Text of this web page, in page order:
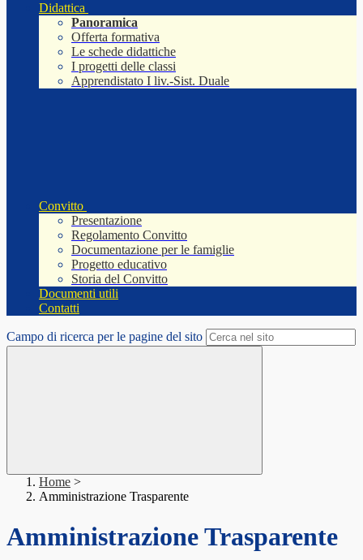
Didattica
Panoramica
Offerta formativa
Le schede didattiche
I progetti delle classi
Apprendistato I liv.-Sist. Duale
Convitto
Presentazione
Regolamento Convitto
Documentazione per le famiglie
Progetto educativo
Storia del Convitto
Documenti utili
Contatti
Campo di ricerca per le pagine del sito
Home >
Amministrazione Trasparente
Amministrazione Trasparente